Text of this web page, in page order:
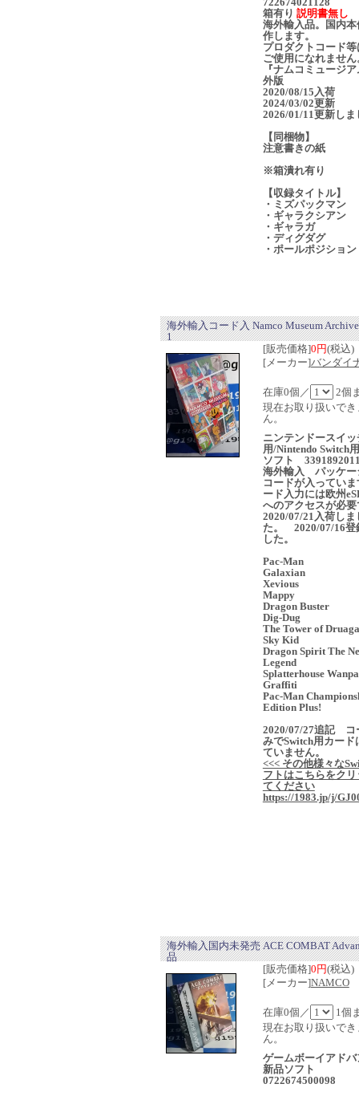
箱有り 説明書無し
海外輸入品。国内本
作します。
プロダクトコード
ご使用になれません
『ナムコミュージ
外版
2020/08/15入荷
2024/03/02更新
2026/01/11更新しま
【同梱物】
注意書きの紙
※箱潰れ有り
【収録タイトル】
・ミズパックマン
・ギャラクシアン
・ギャラガ
・ディグダグ
・ポールポジション
海外輸入コード入 Namco Museum
1
[販売価格]0円(税込)
[メーカー]バンダイ
在庫0個／
2個
現在お取り扱いでき
ん。
ニンテンドースイッ
用/Nintendo Switch
ソフト
海外輸入 パッケー
コードが入ってい
ード入力には欧州
へのアクセスが必要
2020/07/21入荷しま
た。 2020/07/16登
した。
Pac-Man
Galaxian
Xevious
Mappy
Dragon Buster
Dig-Dug
The Tower of Druaga
Sky Kid
Dragon Spirit The
Legend
Splatterhouse
Graffiti
Pac-Man
Edition Plus!
2020/07/27追記 コ
みでSwitch用カード
ていません。
<<< その他様々な
フトはこちらをク
てください
https://1983.jp/j/
海外輸入国内未発売 ACE COMBAT
品
[販売価格]0円(税込)
[メーカー]NAMCO
在庫0個／
1個
現在お取り扱いでき
ん。
ゲームボーイアドバ
新品ソフト
0722674500098